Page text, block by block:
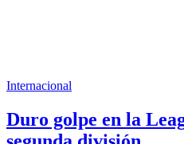
Internacional
Duro golpe en la